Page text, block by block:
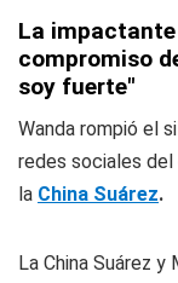
La
compromiso
soy fuerte"
Wanda rompió el
redes sociales
la China Suárez.
La China Suárez